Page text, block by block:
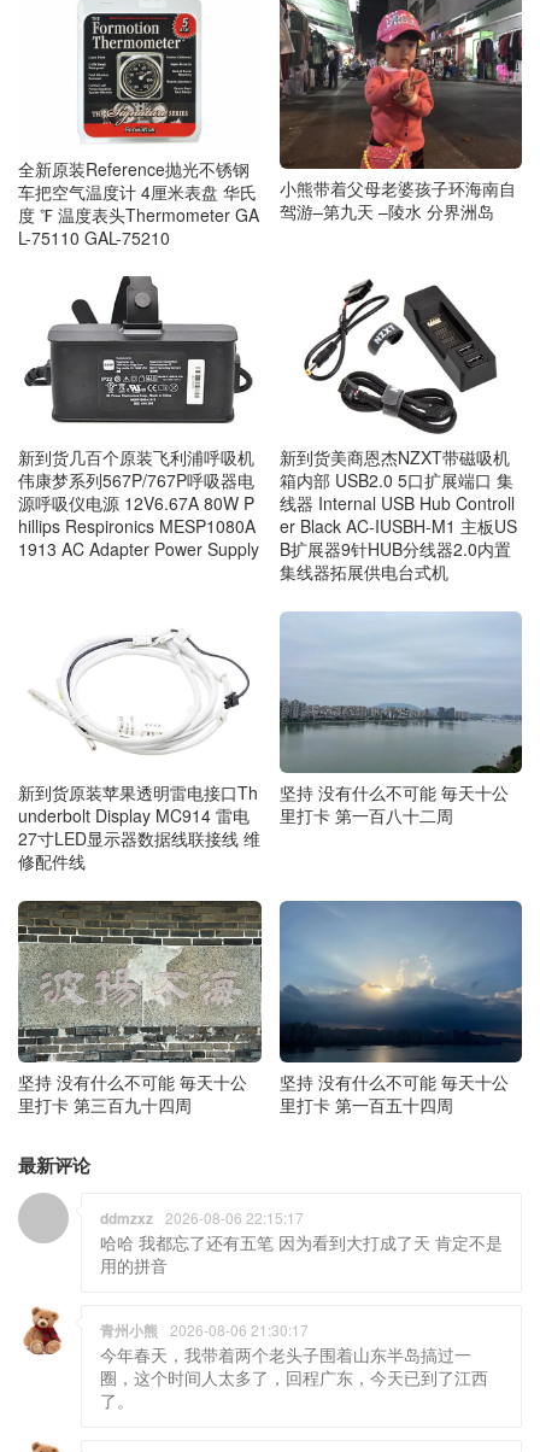
全新原装Reference抛光不锈钢
车把空气温度计 4厘米表盘 华氏
度 ℉ 温度表头Thermometer GA
L-75110 GAL-75210
小熊带着父母老婆孩子环海南自
驾游–第九天 –陵水 分界洲岛
新到货几百个原装飞利浦呼吸机
伟康梦系列567P/767P呼吸器电
源呼吸仪电源 12V6.67A 80W P
hillips Respironics MESP1080A
1913 AC Adapter Power Supply
新到货美商恩杰NZXT带磁吸机
箱内部 USB2.0 5口扩展端口 集
线器 Internal USB Hub Controll
er Black AC-IUSBH-M1 主板US
B扩展器9针HUB分线器2.0内置
集线器拓展供电台式机
新到货原装苹果透明雷电接口Th
underbolt Display MC914 雷电
27寸LED显示器数据线联接线 维
修配件线
坚持 没有什么不可能 毎天十公
里打卡 第一百八十二周
坚持 没有什么不可能 毎天十公
里打卡 第三百九十四周
坚持 没有什么不可能 毎天十公
里打卡 第一百五十四周
最新评论
ddmzxz 2026-08-06 22:15:17
哈哈 我都忘了还有五笔 因为看到大打成了天 肯定不是
用的拼音
青州小熊 2026-08-06 21:30:17
今年春天，我带着两个老头子围着山东半岛搞过一
圈，这个时间人太多了，回程广东，今天已到了江西
了。